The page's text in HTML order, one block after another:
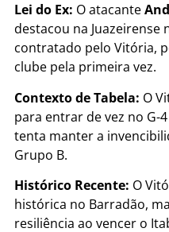
Lei do Ex: O atacante
destacou na Juazeirense
contratado pelo Vitória,
clube pela primeira vez.
Contexto de Tabela: O
para entrar de vez no G-
tenta manter a
Grupo B.
Histórico Recente: O
histórica no Barradão,
resiliência ao vencer o